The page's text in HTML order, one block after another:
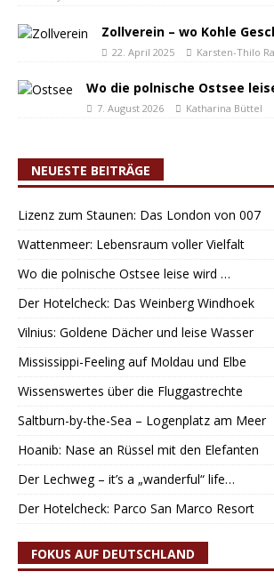
Zollverein – wo Kohle
22. April 2025 Karsten-Thilo
Wo die polnische Ostsee
7. August 2026 Katharina Büttel
NEUESTE BEITRÄGE
Lizenz zum Staunen: Das London von 007
Wattenmeer: Lebensraum voller Vielfalt
Wo die polnische Ostsee leise wird …
Der Hotelcheck: Das Weinberg Windhoek
Vilnius: Goldene Dächer und leise Wasser
Mississippi-Feeling auf Moldau und Elbe
Wissenswertes über die Fluggastrechte
Saltburn-by-the-Sea – Logenplatz am Meer
Hoanib: Nase an Rüssel mit den Elefanten
Der Lechweg – it’s a „wanderful“ life…
Der Hotelcheck: Parco San Marco Resort
FOKUS AUF DEUTSCHLAND